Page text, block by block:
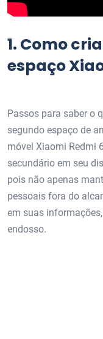
1. Como
espaço
Passos para saber o
segundo espaço de
móvel Xiaomi Redmi
secundário em seu
pois não apenas
pessoais fora do
em suas
endosso.